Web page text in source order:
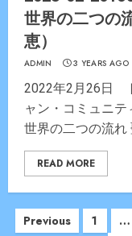
世界の二つの
恵）
ADMIN 3 YEARS AGO
2022年2月26日
ャン・コミュニ
世界の二つの流れ
READ MORE
Posts
Previous 1 …